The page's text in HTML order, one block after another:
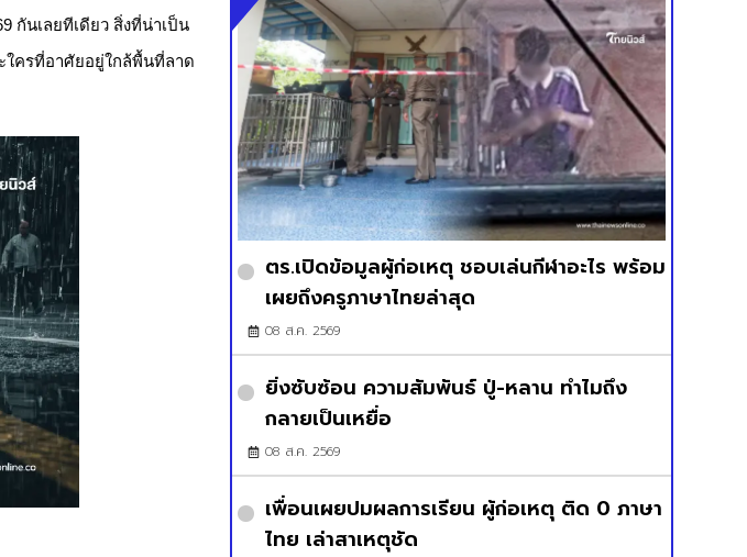
กันเลยทีเดียว สิ่งที่น่าเป็น
ใครที่อาศัยอยู่ใกล้พื้นที่ลาด
ตร.เปิดข้อมูลผู้ก่อเหตุ ชอบเล่นกีฬาอะไร พร้อม
เผยถึงครูภาษาไทยล่าสุด
08 ส.ค. 2569
ยิ่งซับซ้อน ความสัมพันธ์ ปู่-หลาน ทำไมถึง
กลายเป็นเหยื่อ
08 ส.ค. 2569
เพื่อนเผยปมผลการเรียน ผู้ก่อเหตุ ติด 0 ภาษา
ไทย เล่าสาเหตุชัด